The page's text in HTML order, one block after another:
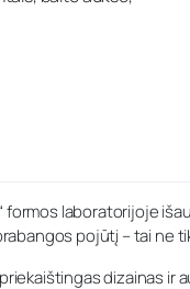
laboratorijoje
pojūtį – tai ne
dizainas